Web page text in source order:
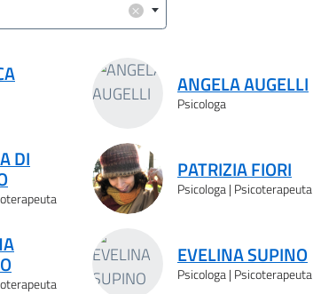
×
ANGELA AUGELLI
Psicologa
DI PATRIZIA FIORI
Psicologa | Psicoterapeuta
EVELINA SUPINO
Psicologa | Psicoterapeuta